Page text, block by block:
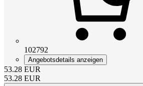
102792
Angebotsdetails anzeigen
53.28 EUR
53.28 EUR